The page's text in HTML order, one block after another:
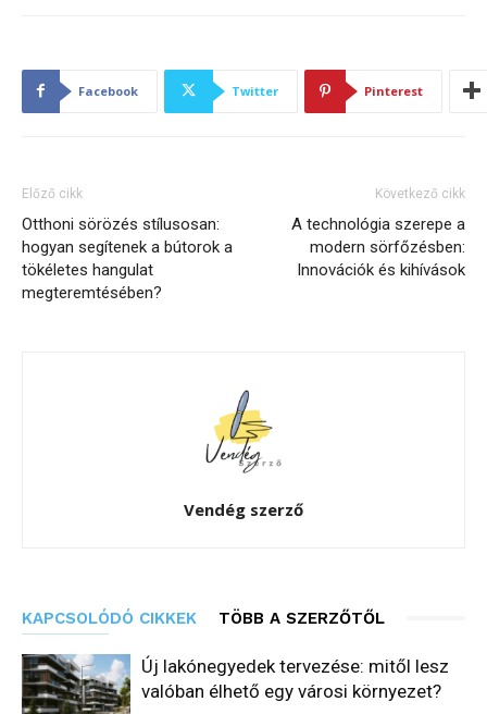
Facebook Twitter Pinterest
Előző cikk
Otthoni sörözés stílusosan:
hogyan segítenek a bútorok a
tökéletes hangulat
megteremtésében?
Következő cikk
A technológia szerepe a
modern sörfőzésben:
Innovációk és kihívások
Vendég szerző
KAPCSOLÓDÓ CIKKEK TÖBB A SZERZŐTŐL
Új lakónegyedek tervezése: mitől lesz
valóban élhető egy városi környezet?